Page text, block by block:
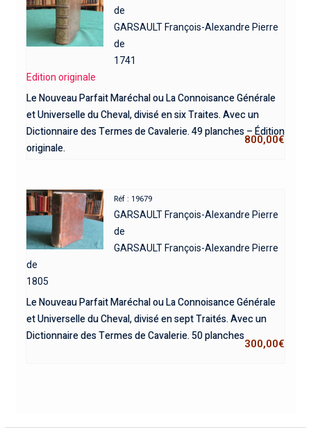
de
GARSAULT François-Alexandre Pierre
de
1741
Edition originale
Le Nouveau Parfait Maréchal ou La Connoisance Générale
et Universelle du Cheval, divisé en six Traites. Avec un
Dictionnaire des Termes de Cavalerie. 49 planches – Édition
originale.
800,00€
Réf : 19679
GARSAULT François-Alexandre Pierre
de
GARSAULT François-Alexandre Pierre
de
1805
Le Nouveau Parfait Maréchal ou La Connoisance Générale
et Universelle du Cheval, divisé en sept Traités. Avec un
Dictionnaire des Termes de Cavalerie. 50 planches
300,00€